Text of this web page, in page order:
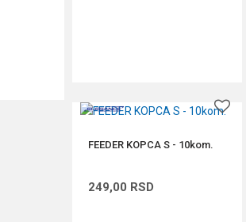
FEEDER KOPCA S - 10kom.
249,00 RSD